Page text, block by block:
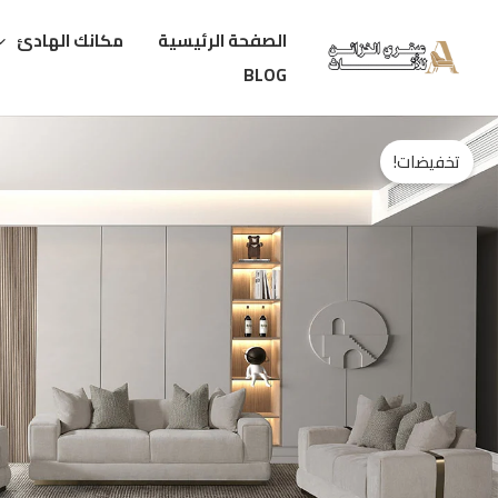
المحتوى
الصفحة الرئيسية مكانك الهادئ
BLOG
تخفيضات!